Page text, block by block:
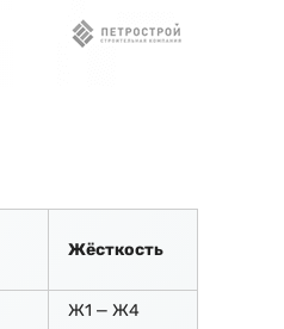
Жёсткость
Ж1 — Ж4